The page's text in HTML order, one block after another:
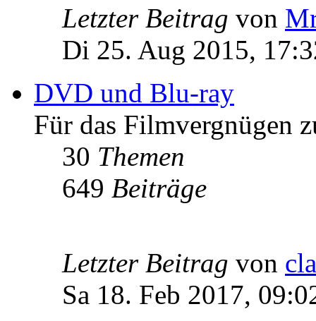
Letzter Beitrag von
Di 25. Aug 2015,
DVD und Blu-ray
Für das Filmvergnügen
30 Themen
649 Beiträge
Letzter Beitrag von
Sa 18. Feb 2017,